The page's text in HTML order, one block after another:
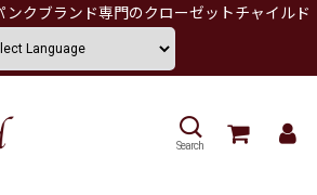
ンクブランド専門のクローゼットチャイルド
Search